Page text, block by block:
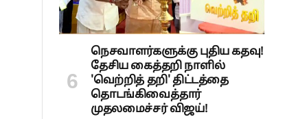
நெசவாளர்களுக்கு புதிய கதவு!
தேசிய கைத்தறி நாளில்
'வெற்றித் தறி' திட்டத்தை
தொடங்கிவைத்தார்
முதலமைச்சர் விஜய்!